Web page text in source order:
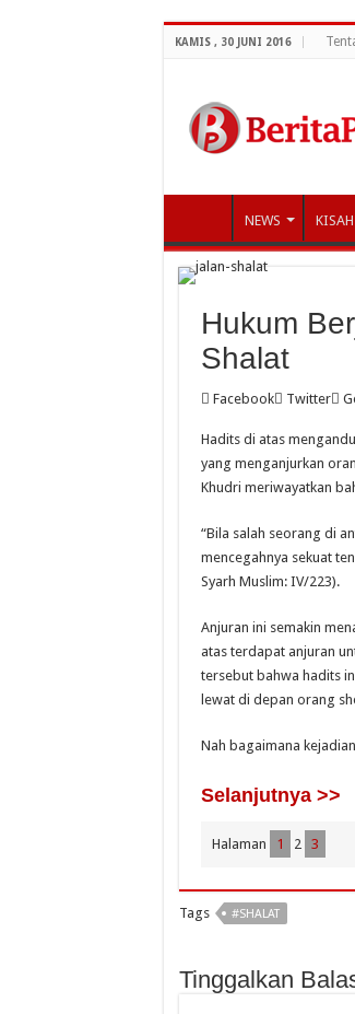
KAMIS , 30 JUNI 2016
NEWS KISAH
Hukum
Shalat
Facebook Twitter
Hadits di atas
yang menganjurkan
Khudri meriwayatkan
“Bila salah seorang di
mencegahnya sekuat
Syarh Muslim: IV/223).
Anjuran ini semakin
atas terdapat anjuran
tersebut bahwa hadits
lewat di depan orang
Nah bagaimana
Selanjutnya >>
Halaman 1 2 3
Tags #SHALAT
Tinggalkan